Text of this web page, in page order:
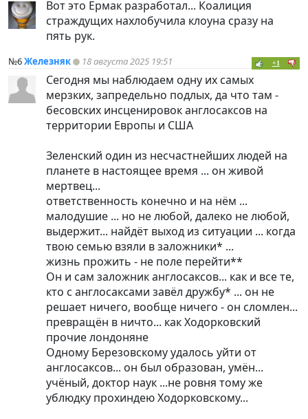
Вот это Ермак разработал... Коалиция
страждущих нахлобучила клоуна сразу на
пять рук.
№6Железняк 18 августа 2025 19:51 +1
Сегодня мы наблюдаем одну их самых
мерзких, запредельно подлых, да что там -
бесовских инсценировок англосаксов на
территории Европы и США
Зеленский один из несчастнейших людей на
планете в настоящее время ... он живой
мертвец...
ответственность конечно и на нём ...
малодушие ... но не любой, далеко не любой,
выдержит... найдёт выход из ситуации ... когда
твою семью взяли в заложники* ...
жизнь прожить - не поле перейти**
Он и сам заложник англосаксов... как и все те,
кто с англосаксами завёл дружбу* ... он не
решает ничего, вообще ничего - он сломлен...
превращён в ничто... как Ходорковский
прочие лондоняне
Одному Березовскому удалось уйти от
англосаксов... он был образован, умён...
учёный, доктор наук ...не ровня тому же
ублюдку прохиндею Ходорковскому...